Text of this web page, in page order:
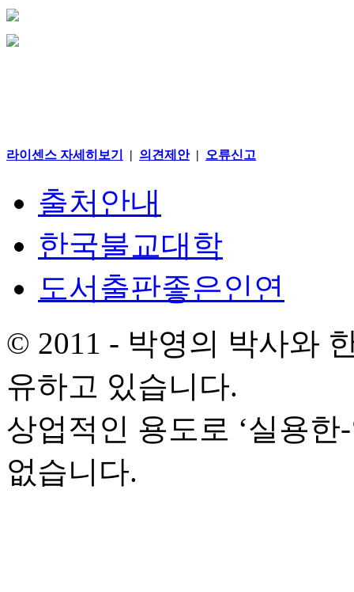
라이센스 자세히보기 | 의견제안| 오류신고
출처안내
한국불교대학
도서출판좋은인연
© 2011 - 박영의 박사와
유하고 있습니다.
상업적인 용도로 ‘실용
없습니다.